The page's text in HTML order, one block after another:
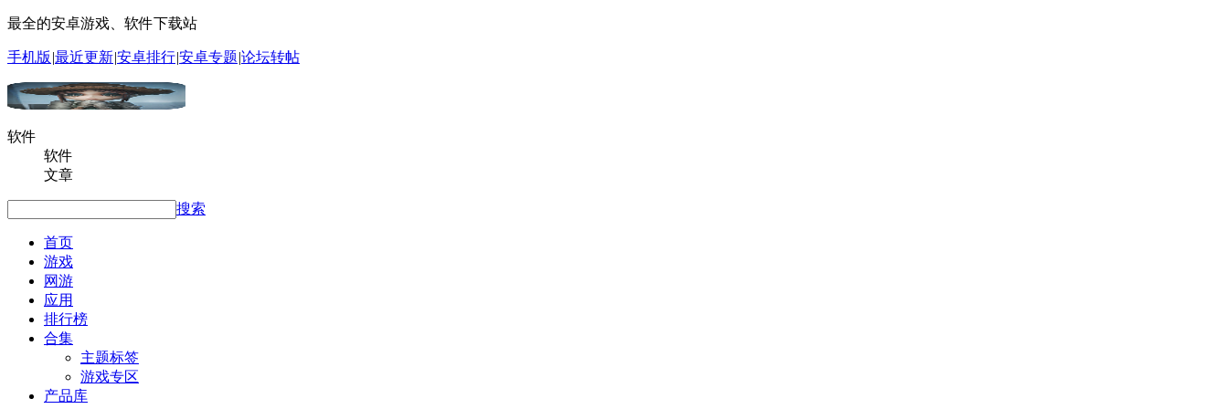
最全的安卓游戏、软件下载站
手机版 |最近更新|安卓排行|安卓专题|论坛转帖
软件
软件
文章
搜索
首页
游戏
网游
应用
排行榜
合集
主题标签
游戏专区
产品库